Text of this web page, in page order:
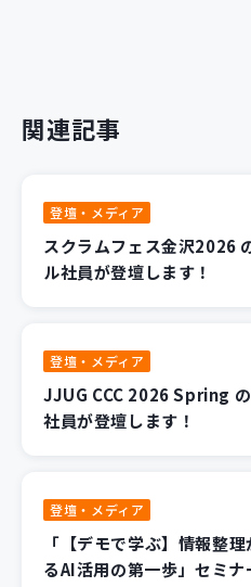
関連記事
登壇・メディア
スクラムフェス金沢2026
ル社員が登壇します！
登壇・メディア
JJUG CCC 2026 Spring
社員が登壇します！
登壇・メディア
「【デモで学ぶ】情報整
るAI活用の第一歩」セミナ